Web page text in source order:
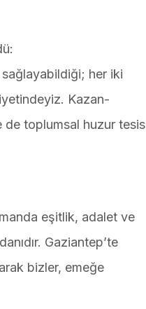
sağlayabildiği; her iki
Kazan-
de toplumsal huzur tesis
eşitlik, adalet ve
Gaziantep’te
bizler, emeğe